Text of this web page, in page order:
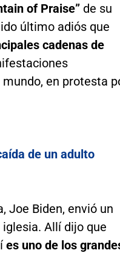
of Praise” de su
último adiós que
cadenas de
en protesta
de un adulto
Joe Biden, envió un
Allí dijo que
es uno de los